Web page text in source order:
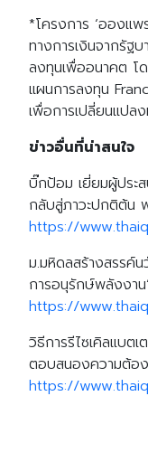
*โครงการ ‘อองแ
ทางการเงินจากรัฐ
ลงทุนเพื่ออนาคต โ
แผนการลงทุน
เพื่อการเปลี่ยนแปล
ข่าวอื่นที่น่าสนใจ
บิ๊กป้อม เยี่ยมผู้ประ
กลับสู่ภาวะปกติต้น
https://
ม.มหิดลสร้างสรรค์
การอนุรักษ์พลังงา
https://
วิธีการรีไซเคิลแบต
ตอบสนองความต้อ
https://